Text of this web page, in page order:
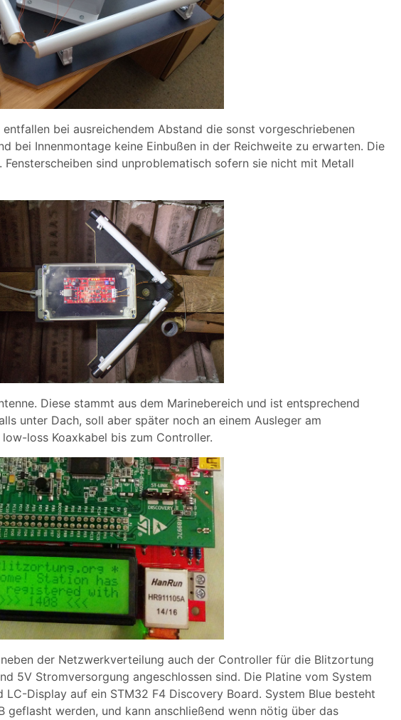
bei ausreichendem Abstand die sonst vorgeschriebenen
bei Innenmontage keine Einbußen in der Reichweite zu erwarten. Die
sind unproblematisch sofern sie nicht mit Metall
Diese stammt aus dem Marinebereich und ist entsprechend
unter Dach, soll aber später noch an einem Ausleger am
loss Koaxkabel bis zum Controller.
der Netzwerkverteilung auch der Controller für die Blitzortung
5V Stromversorgung angeschlossen sind. Die Platine vom System
Display auf ein STM32 F4 Discovery Board. System Blue besteht
geflasht werden, und kann anschließend wenn nötig über das